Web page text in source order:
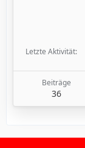
Letzte Aktivität
Beiträge
36